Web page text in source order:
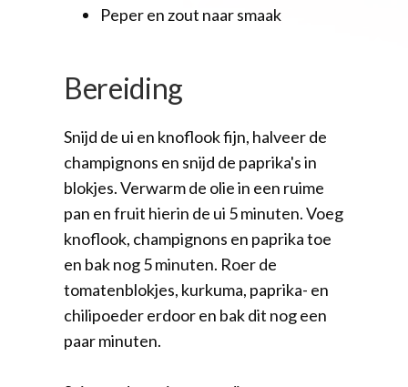
Peper en zout naar smaak
Bereiding
Snijd de ui en knoflook fijn, halveer de
champignons en snijd de paprika's in
blokjes. Verwarm de olie in een ruime
pan en fruit hierin de ui 5 minuten. Voeg
knoflook, champignons en paprika toe
en bak nog 5 minuten. Roer de
tomatenblokjes, kurkuma, paprika- en
chilipoeder erdoor en bak dit nog een
paar minuten.